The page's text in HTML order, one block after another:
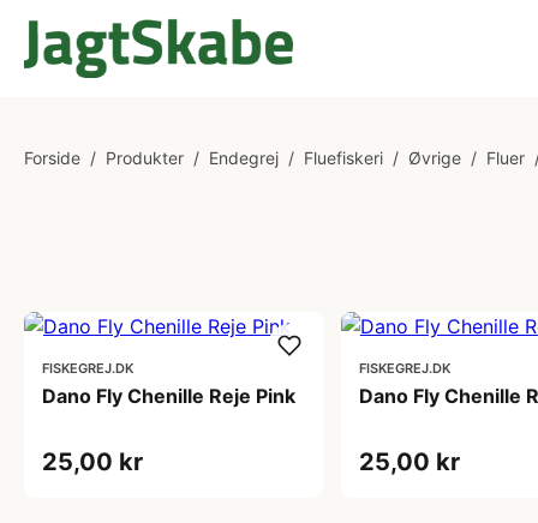
Forside / Produkter / Endegrej / Fluefiskeri / Øvrige / Fluer
FISKEGREJ.DK
Dano Fly Chenille Reje Pink
25,00 kr
FISKEGREJ.DK
Dano Fly Chenille
25,00 kr